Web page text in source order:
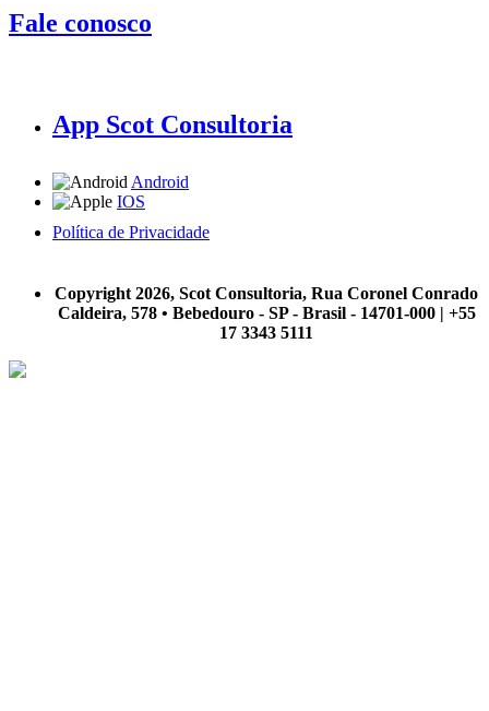
Fale conosco
App Scot Consultoria
Android
IOS
Política de Privacidade
Copyright 2026, Scot Consultoria, Rua Coronel Conrado
Caldeira, 578 • Bebedouro - SP - Brasil - 14701-000 | +55
17 3343 5111